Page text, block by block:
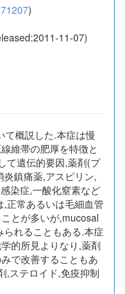
)
11-07)
て概説した.本症は慢
維帯の肥厚を特徴と
て遺伝的要因,薬剤(プ
鎮痛薬,アスピリン,
染症,一酸化窒素など
正常あるいは毛細血管
とが多いが,mucosal
れることもある.本症
的所見よりなり,薬剤
で改善することもあ
,ステロイド,免疫抑制